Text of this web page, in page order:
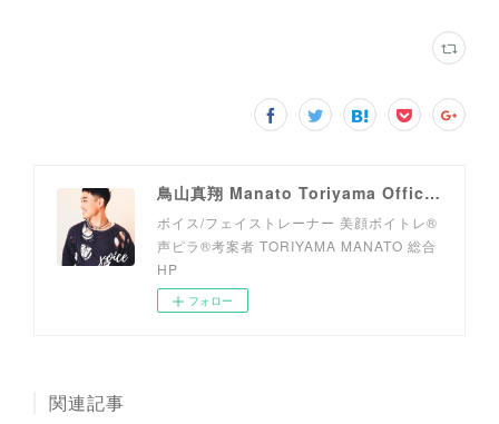
鳥山真翔 Manato Toriyama Official HP＜総合＞
ボイス/フェイストレーナー 美顔ボイトレ®︎
声ピラ®︎考案者 TORIYAMA MANATO 総合
HP
フォロー
関連記事